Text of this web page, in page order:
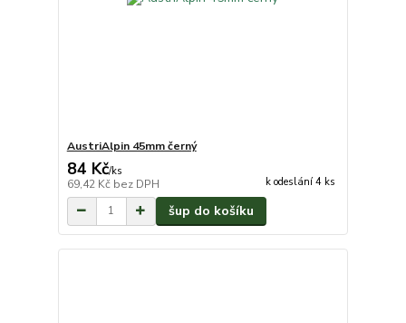
AustriAlpin 45mm černý
84 Kč/ks
69,42 Kč bez DPH k odeslání 4 ks
šup do košíku